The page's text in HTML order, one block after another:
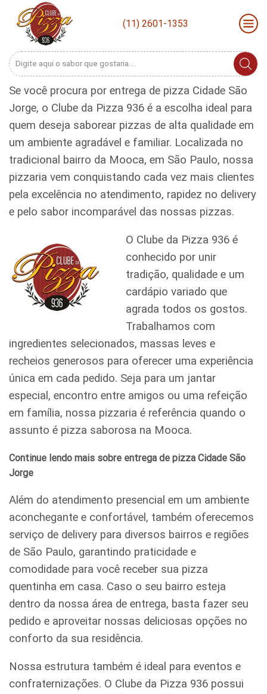
(11) 2601-1353
Search
Se você procura por entrega de pizza Cidade São
Jorge, o Clube da Pizza 936 é a escolha ideal para
quem deseja saborear pizzas de alta qualidade em
um ambiente agradável e familiar. Localizada no
tradicional bairro da Mooca, em São Paulo, nossa
pizzaria vem conquistando cada vez mais clientes
pela excelência no atendimento, rapidez no delivery
e pelo sabor incomparável das nossas pizzas.
O Clube da Pizza 936 é
conhecido por unir
tradição, qualidade e um
cardápio variado que
agrada todos os gostos.
Trabalhamos com
ingredientes selecionados, massas leves e
recheios generosos para oferecer uma experiência
única em cada pedido. Seja para um jantar
especial, encontro entre amigos ou uma refeição
em família, nossa pizzaria é referência quando o
assunto é pizza saborosa na Mooca.
Continue lendo mais sobre entrega de pizza Cidade São
Jorge
Além do atendimento presencial em um ambiente
aconchegante e confortável, também oferecemos
serviço de delivery para diversos bairros e regiões
de São Paulo, garantindo praticidade e
comodidade para você receber sua pizza
quentinha em casa. Caso o seu bairro esteja
dentro da nossa área de entrega, basta fazer seu
pedido e aproveitar nossas deliciosas opções no
conforto da sua residência.
Nossa estrutura também é ideal para eventos e
confraternizações. O Clube da Pizza 936 possui